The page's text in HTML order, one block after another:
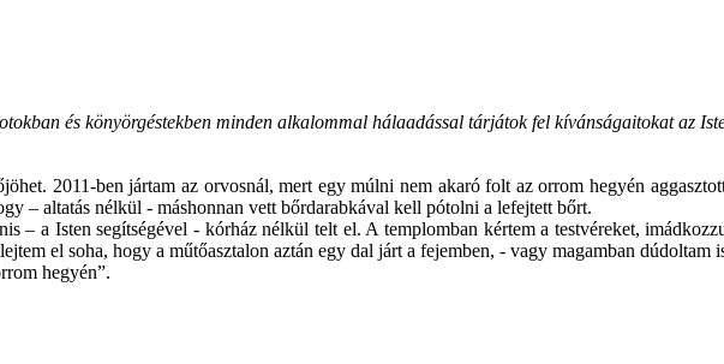
és könyörgéstekben minden alkalommal hálaadással tárjátok fel kívánságaitokat az
2011-ben jártam az orvosnál, mert egy múlni nem akaró folt az orrom hegyén
– altatás nélkül - máshonnan vett bőrdarabkával kell pótolni a lefejtett bőrt.
– a Isten segítségével - kórház nélkül telt el. A templomban kértem a testvéreket,
el soha, hogy a műtőasztalon aztán egy dal járt a fejemben, - vagy magamban dúdoltam
hegyén”.